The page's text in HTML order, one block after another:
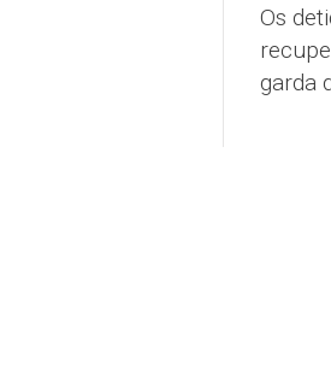
Os
garda